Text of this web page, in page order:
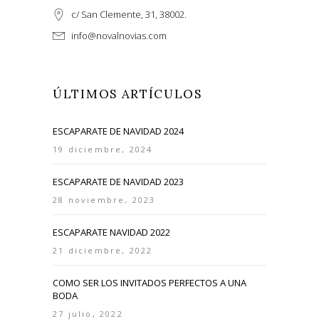
c/ San Clemente, 31, 38002.
info@novalnovias.com
ÚLTIMOS ARTÍCULOS
ESCAPARATE DE NAVIDAD 2024
19 diciembre, 2024
ESCAPARATE DE NAVIDAD 2023
28 noviembre, 2023
ESCAPARATE NAVIDAD 2022
21 diciembre, 2022
COMO SER LOS INVITADOS PERFECTOS A UNA
BODA
27 julio, 2022